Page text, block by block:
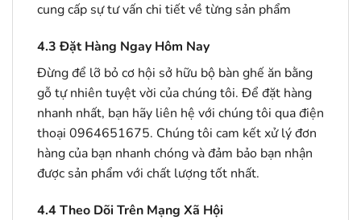
cung cấp sự tư vấn chi tiết về từng sản phẩm
4.3Đặt Hàng Ngay Hôm Nay
Đừng để lỡ bỏ cơ hội sở hữu bộ bàn ghế ăn bằng
gỗ tự nhiên tuyệt vời của chúng tôi. Để đặt hàng
nhanh nhất, bạn hãy liên hệ với chúng tôi qua điện
thoại 0964651675. Chúng tôi cam kết xử lý đơn
hàng của bạn nhanh chóng và đảm bảo bạn nhận
được sản phẩm với chất lượng tốt nhất.
4.4Theo Dõi Trên Mạng Xã Hội